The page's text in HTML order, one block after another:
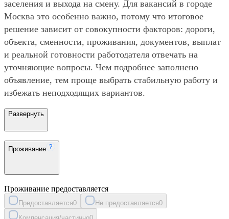
заселения и выхода на смену. Для вакансий в городе
Москва это особенно важно, потому что итоговое
решение зависит от совокупности факторов: дороги,
объекта, сменности, проживания, документов, выплат
и реальной готовности работодателя отвечать на
уточняющие вопросы. Чем подробнее заполнено
объявление, тем проще выбрать стабильную работу и
избежать неподходящих вариантов.
Развернуть
Проживание
Проживание предоставляется
Предоставляется0 Не предоставляется0